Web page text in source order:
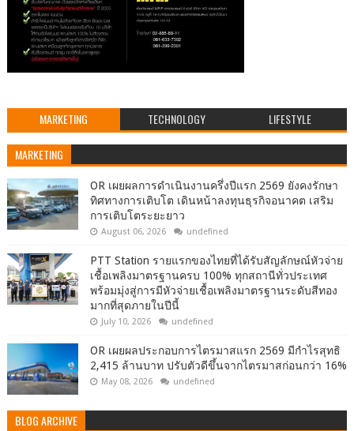
MARKETING TECHNOLOGY LIFESTYLE
MARKETING
OR เผยผลการดำเนินงานครึ่งปีแรก 2569 ยังคงรักษา
ทิศทางการเติบโต เดินหน้าลงทุนธุรกิจอนาคต เสริม
การเติบโตระยะยาว
August 06, 2026 undefined
PTT Station รายแรกของไทยที่ได้รับสัญลักษณ์หัวจ่าย
เชื้อเพลิงมาตรฐานครบ 100% ทุกสถานีทั่วประเทศ
พร้อมมุ่งสู่การมีหัวจ่ายเชื้อเพลิงมาตรฐานระดับสีทอง
มากที่สุดภายในปีนี้
July 10, 2026 undefined
OR เผยผลประกอบการไตรมาสแรก 2569 มีกำไรสุทธิ
2,415 ล้านบาท ปรับตัวดีขึ้นจากไตรมาสก่อนกว่า 16%
May 08, 2026 undefined
BLOG ARCHIVE